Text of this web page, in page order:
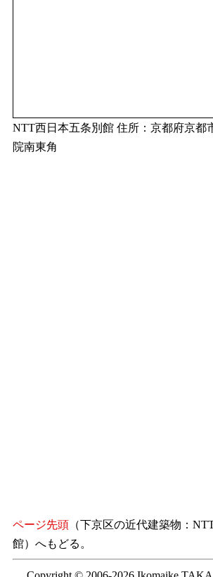
NTT西日本五条別館 住所：京都府京都
院南東角
ページ先頭 （下京区の近代建築物：
館）へもどる。